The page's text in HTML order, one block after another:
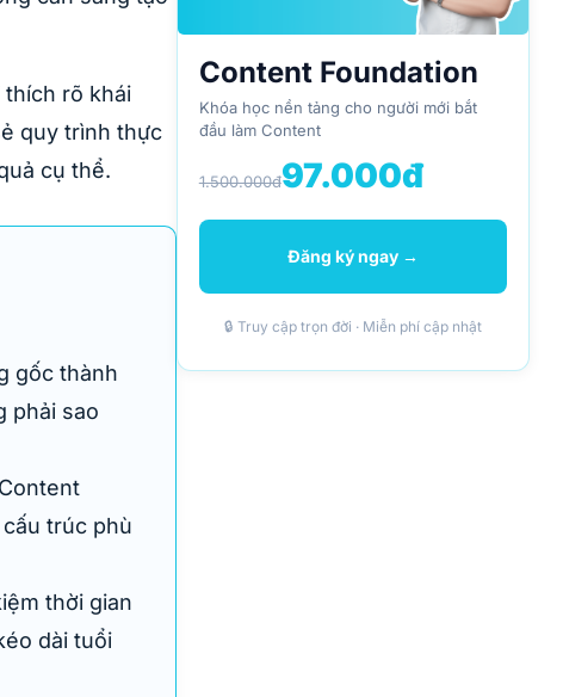
thích rõ khái
quy trình thực
cụ thể.
gốc thành
phải sao
trúc phù
thời gian
dài tuổi
Content Foundation
Khóa học nền tảng cho người mới bắt
đầu làm Content
1.500.000đ97.000đ
Đăng ký ngay →
🔒 Truy cập trọn đời · Miễn phí cập nhật